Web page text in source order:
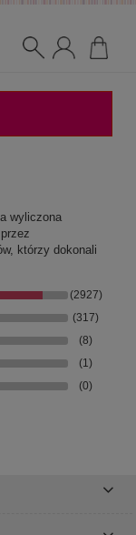
wyliczona
którzy dokonali
(2927)
(317)
(8)
(1)
(0)